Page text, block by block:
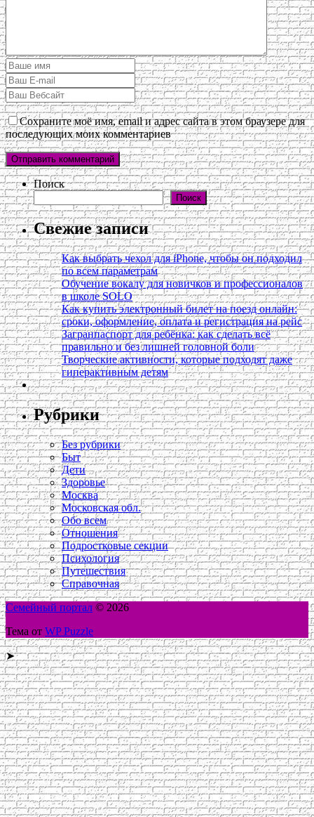
Сохраните моё имя, email и адрес сайта в этом браузере для
последующих моих комментариев
Поиск
Поиск
Свежие записи
Как выбрать чехол для iPhone, чтобы он подходил
по всем параметрам
Обучение вокалу для новичков и профессионалов
в школе SOLO
Как купить электронный билет на поезд онлайн:
сроки, оформление, оплата и регистрация на рейс
Загранпаспорт для ребёнка: как сделать всё
правильно и без лишней головной боли
Творческие активности, которые подходят даже
гиперактивным детям
Рубрики
Без рубрики
Быт
Дети
Здоровье
Москва
Московская обл.
Обо всем
Отношения
Подростковые секции
Психология
Путешествия
Справочная
Семейный портал © 2026
Тема от WP Puzzle
➤